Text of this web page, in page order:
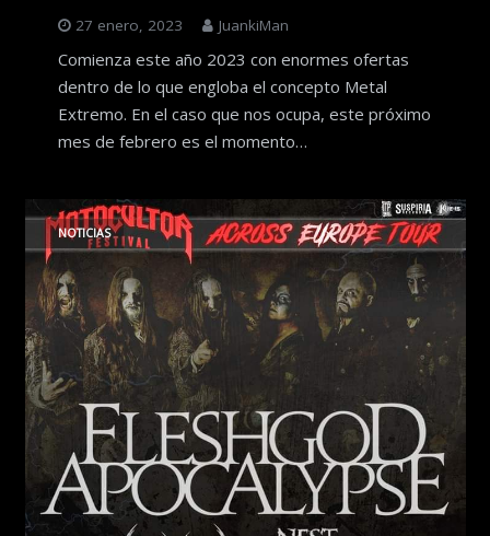
27 enero, 2023 JuankiMan
Comienza este año 2023 con enormes ofertas
dentro de lo que engloba el concepto Metal
Extremo. En el caso que nos ocupa, este próximo
mes de febrero es el momento…
NOTICIAS